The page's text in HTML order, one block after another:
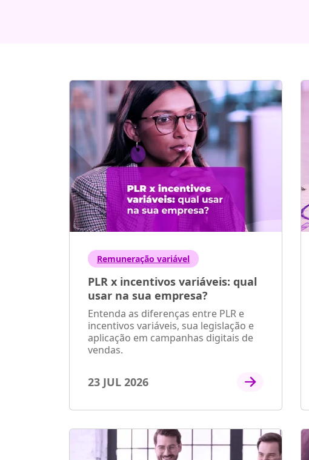
Remuneração variável
PLR x incentivos variáveis: qual
usar na sua empresa?
Entenda as diferenças entre PLR e
incentivos variáveis, sua legislação e
aplicação em campanhas digitais de
vendas.
23 JUL 2026